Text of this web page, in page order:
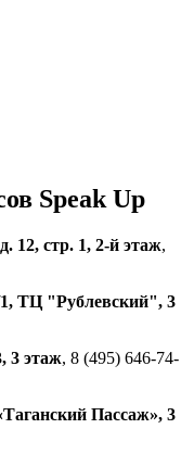
Speak Up
12, стр. 1, 2-й этаж,
1, ТЦ "Рублевский", 3
3 этаж, 8 (495) 646-74-
Пассаж», 3